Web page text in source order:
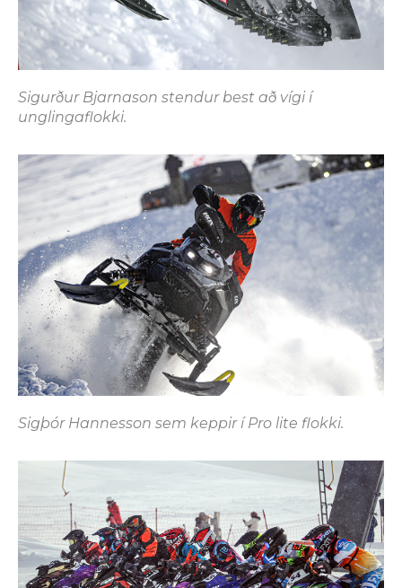
Sigurður Bjarnason stendur best að vígi í
unglingaflokki.
Sigþór Hannesson sem keppir í Pro lite flokki.